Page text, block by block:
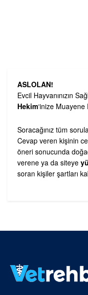
ASLOLAN!
Evcil Hayvanınızın
Hekim‘inize
Soracağınız tüm
Cevap veren kişinin
öneri sonucunda
verene ya da siteye
soran kişiler şartları